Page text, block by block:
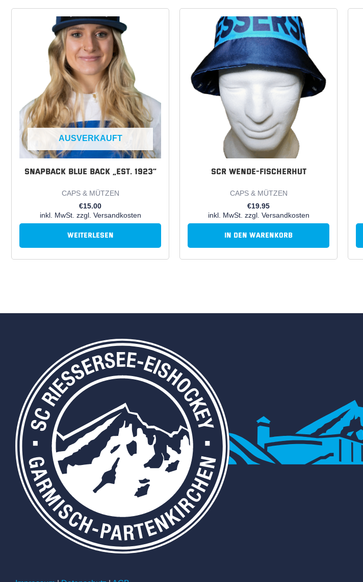
AUSVERKAUFT
Snapback Blue Back „est. 1923“
CAPS & MÜTZEN
€15.00
inkl. MwSt. zzgl. Versandkosten
Weiterlesen
SCR Wende-Fischerhut
CAPS & MÜTZEN
€19.95
inkl. MwSt. zzgl. Versandkosten
In den Warenkorb